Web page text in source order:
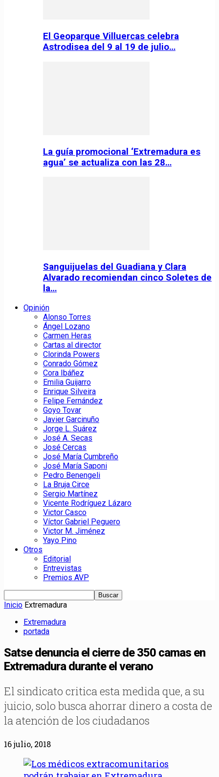
El Geoparque Villuercas celebra
Astrodisea del 9 al 19 de julio…
La guía promocional ‘Extremadura es
agua’ se actualiza con las 28…
Sanguijuelas del Guadiana y Clara
Alvarado recomiendan cinco Soletes de
la…
Opinión
Alonso Torres
Ángel Lozano
Carmen Heras
Cartas al director
Clorinda Powers
Conrado Gómez
Cora Ibáñez
Emilia Guijarro
Enrique Silveira
Felipe Fernández
Goyo Tovar
Javier Garcinuño
Jorge L. Suárez
José A. Secas
José Cercas
José María Cumbreño
José María Saponi
Pedro Benengeli
La Bruja Circe
Sergio Martínez
Vicente Rodríguez Lázaro
Victor Casco
Víctor Gabriel Peguero
Victor M. Jiménez
Yayo Pino
Otros
Editorial
Entrevistas
Premios AVP
Inicio Extremadura
Extremadura
portada
Satse denuncia el cierre de 350 camas en
Extremadura durante el verano
El sindicato critica esta medida que, a su
juicio, solo busca ahorrar dinero a costa de
la atención de los ciudadanos
16 julio, 2018